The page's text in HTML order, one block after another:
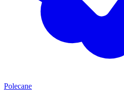
Polecane